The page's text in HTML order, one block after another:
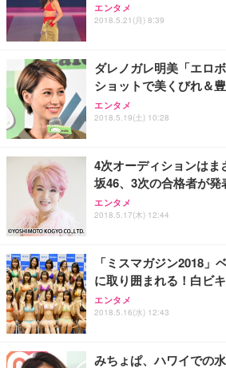
エンタメ
2018.5.21(月) 8:39
ダレノガレ明美「エロ
ショットで美くびれ＆
エンタメ
2018.5.19(土) 10:28
4次オーディションは
坂46、3次の合格者が発
エンタメ
2018.5.17(木) 12:44
「ミスマガジン2018」
に取り囲まれる！白ビ
エンタメ
2018.5.16(水) 12:43
みちょぱ、ハワイでの